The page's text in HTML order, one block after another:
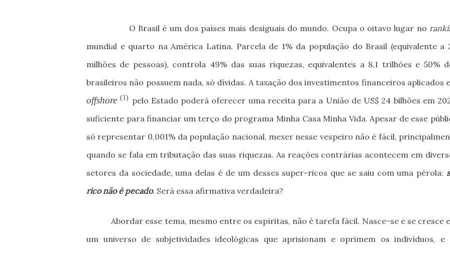
O Brasil é um dos países mais desiguais do mundo. Ocupa o oitavo lugar no
mundial e quarto na América Latina. Parcela de 1% da população do Brasil (equivalente a
milhões de pessoas), controla 49% das suas riquezas, equivalentes a 8,1 trilhões e 50%
brasileiros não possuem nada, só dívidas. A taxação dos investimentos financeiros aplicados
offshore (1) pelo Estado poderá oferecer uma receita para a União de US$ 24 bilhões em
suficiente para financiar um terço do programa Minha Casa Minha Vida. Apesar de esse
só representar 0,001% da população nacional, mexer nesse vespeiro não é fácil,
quando se fala em tributação das suas riquezas. As reações contrárias acontecem em
setores da sociedade, uma delas é de um desses super-ricos que se saiu com uma pérola:
rico não é pecado. Será essa afirmativa verdadeira?
Abordar esse tema, mesmo entre os espíritas, não é tarefa fácil. Nasce-se e se cresce
um universo de subjetividades ideológicas que aprisionam e oprimem os indivíduos, e